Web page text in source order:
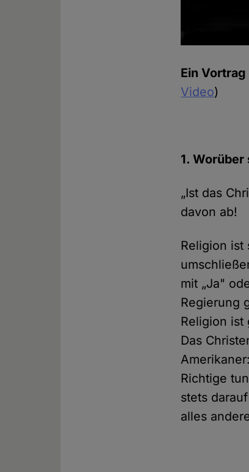
Ein
Video)
1.
„Ist das
davon ab!
Religion ist
mit „Ja"
Regierung
Religion ist
Das
Richtige
stets
alles